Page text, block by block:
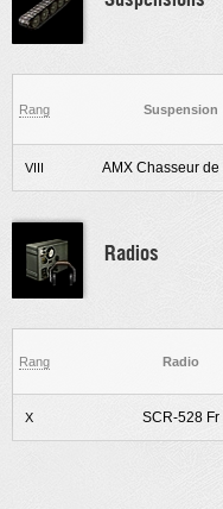
Rang Suspension
VIII AMX Chasseur de
Radios
Rang Radio
X SCR-528 Fr